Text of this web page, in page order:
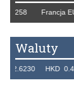
Francja EUR
Waluty
HKD